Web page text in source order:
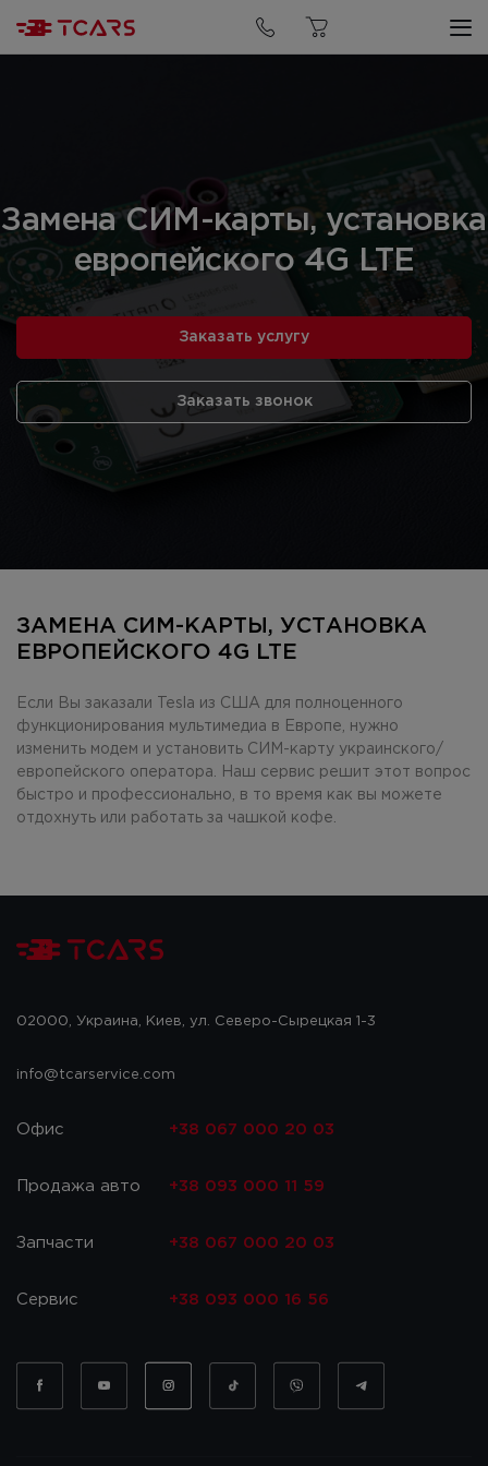
Замена СИМ-карты, установка
европейского 4G LTE
Заказать услугу
Заказать звонок
ЗАМЕНА СИМ-КАРТЫ, УСТАНОВКА
ЕВРОПЕЙСКОГО 4G LTE
Если Вы заказали Tesla из США для полноценного
функционирования мультимедиа в Европе, нужно
изменить модем и установить СИМ-карту украинского/
европейского оператора. Наш сервис решит этот вопрос
быстро и профессионально, в то время как вы можете
отдохнуть или работать за чашкой кофе.
02000, Украина, Киев, ул. Северо-Сырецкая 1-3
info@tcarservice.com
Офис +38 067 000 20 03
Продажа авто +38 093 000 11 59
Запчасти +38 067 000 20 03
Сервис +38 093 000 16 56